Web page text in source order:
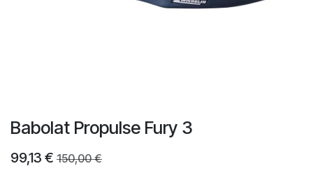
Babolat Propulse Fury 3
99,13 € 150,00€